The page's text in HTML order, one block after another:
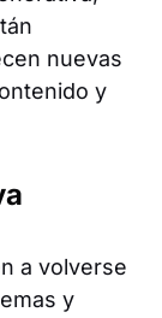
nuevas
y
a volverse
y